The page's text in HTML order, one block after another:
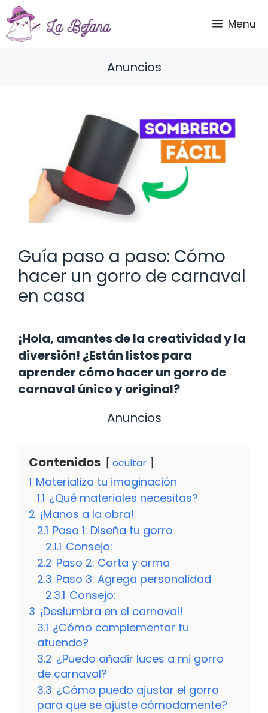
Saltar
al
contenido
Menu
Anuncios
Guía paso a paso: Cómo
hacer un gorro de carnaval
en casa
¡Hola, amantes de la creatividad y la
diversión! ¿Están listos para
aprender cómo hacer un gorro de
carnaval único y original?
Anuncios
Contenidos ocultar
1 Materializa tu imaginación
1.1 ¿Qué materiales necesitas?
2 ¡Manos a la obra!
2.1 Paso 1: Diseña tu gorro
2.1.1 Consejo:
2.2 Paso 2: Corta y arma
2.3 Paso 3: Agrega personalidad
2.3.1 Consejo:
3 ¡Deslumbra en el carnaval!
3.1 ¿Cómo complementar tu
atuendo?
3.2 ¿Puedo añadir luces a mi gorro
de carnaval?
3.3 ¿Cómo puedo ajustar el gorro
para que se ajuste cómodamente?